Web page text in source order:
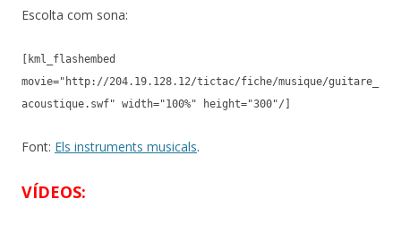
Escolta com sona:
[kml_flashembed
movie="http://204.19.128.12/tictac/fiche/musique/guitare_
acoustique.swf" width="100%" height="300"/]
Font: Els instruments musicals.
VÍDEOS: